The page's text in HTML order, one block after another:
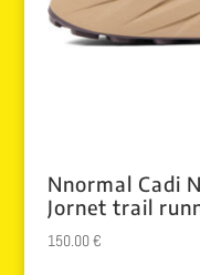
Nnormal Cadi
Jornet trail
150.00€